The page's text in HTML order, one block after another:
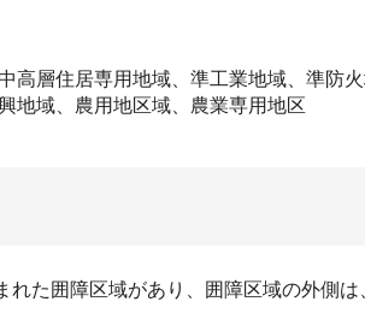
高層住居専用地域、準工業地域、準防
地域、農用地区域、農業専用地区
れた囲障区域があり、囲障区域の外側